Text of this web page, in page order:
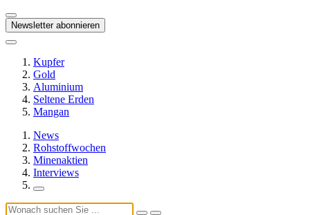
Newsletter abonnieren
Kupfer
Gold
Aluminium
Seltene Erden
Mangan
News
Rohstoffwochen
Minenaktien
Interviews